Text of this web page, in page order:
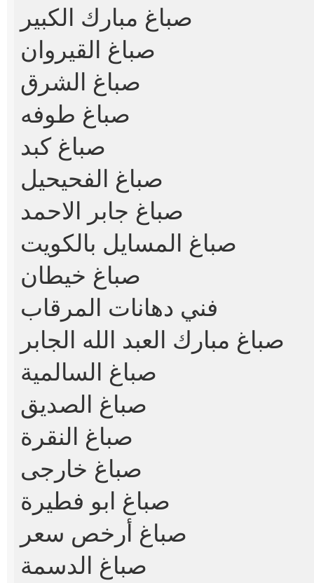
صباغ مبارك الكبير
صباغ القيروان
صباغ الشرق
صباغ طوفه
صباغ كبد
صباغ الفحيحيل
صباغ جابر الاحمد
صباغ المسايل بالكويت
صباغ خيطان
فني دهانات المرقاب
صباغ مبارك العبد الله الجابر
صباغ السالمية
صباغ الصديق
صباغ النقرة
صباغ خارجى
صباغ ابو فطيرة
صباغ أرخص سعر
صباغ الدسمة